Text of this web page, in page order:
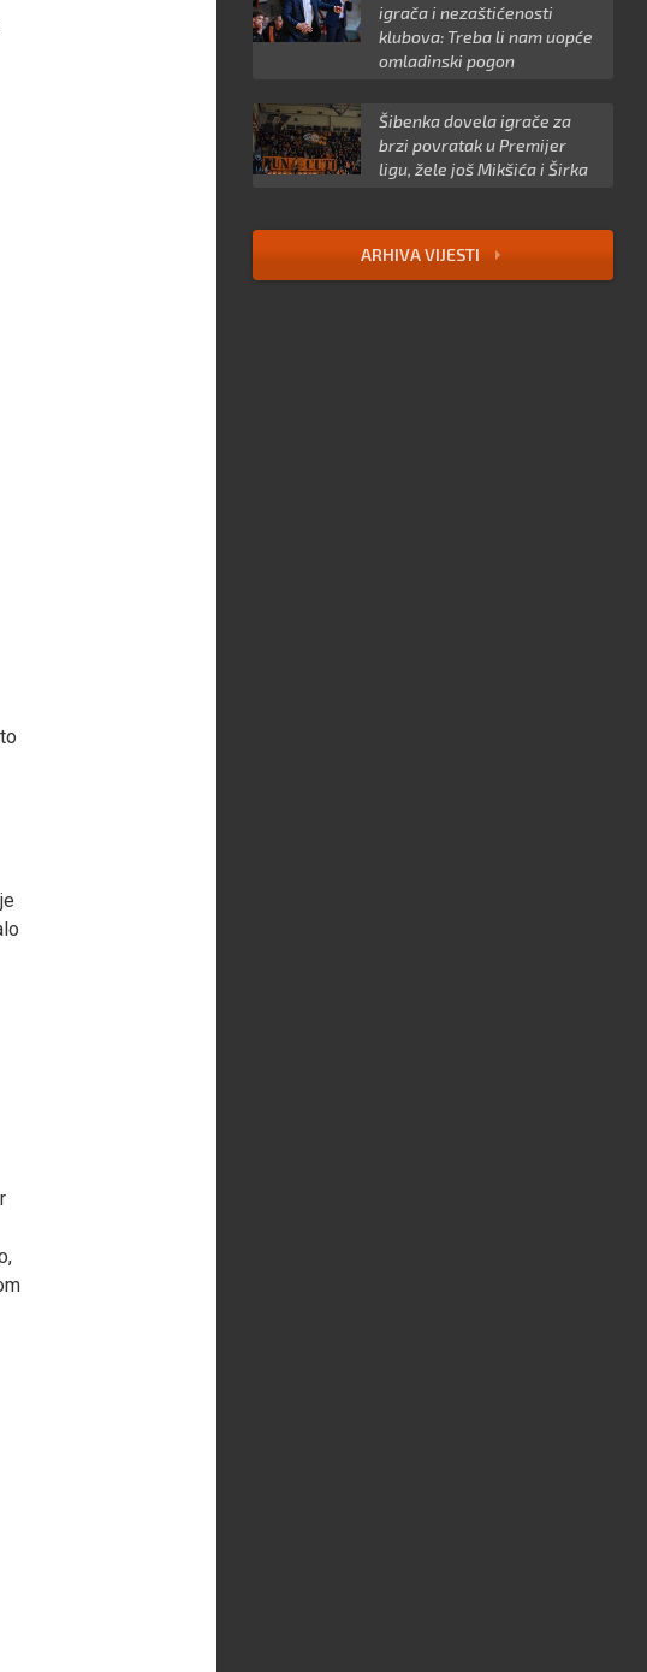
igrača i nezaštićenosti
klubova: Treba li nam uopće
omladinski pogon
Šibenka dovela igrače za
brzi povratak u Premijer
ligu, žele još Mikšića i Širka
ARHIVA VIJESTI